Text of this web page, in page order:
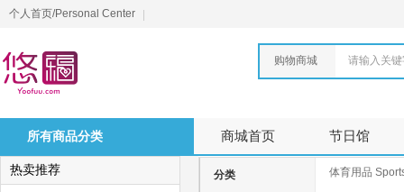
个人首页/Personal Center
购物商城 请输入关
所有商品分类 商城首页 节日馆
热卖推荐 分类 体育用品